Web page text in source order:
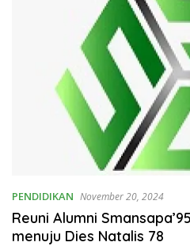
PENDIDIKAN November 20, 2024
Reuni Alumni
menuju Dies Natalis 78